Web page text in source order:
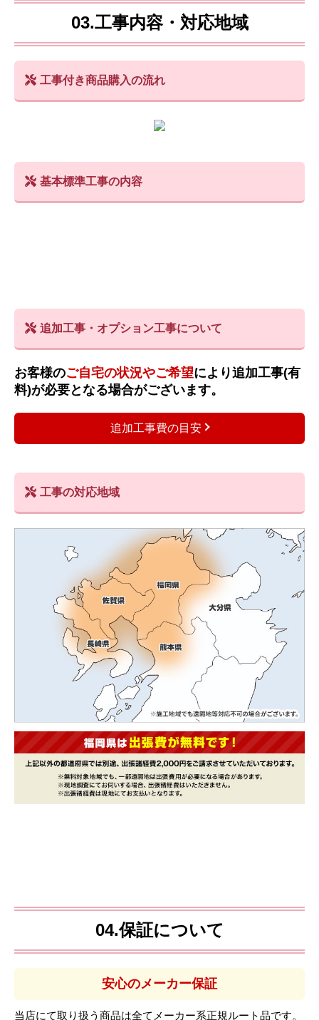
03.工事内容・対応地域
工事付き商品購入の流れ
基本標準工事の内容
追加工事・オプション工事について
お客様のご自宅の状況やご希望により追加工事(有
料)が必要となる場合がございます。
追加工事費の目安
工事の対応地域
04.保証について
安心のメーカー保証
当店にて取り扱う商品は全てメーカー系正規ルート品です。